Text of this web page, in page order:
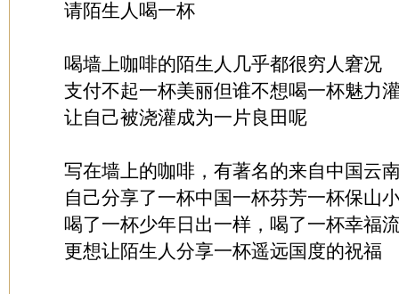
请陌生人喝一杯
喝墙上咖啡的陌生人几乎都很穷人窘况
支付不起一杯美丽但谁不想喝一杯魅力
让自己被浇灌成为一片良田呢
写在墙上的咖啡，有著名的来自中国云
自己分享了一杯中国一杯芬芳一杯保
喝了一杯少年日出一样，喝了一杯幸福
更想让陌生人分享一杯遥远国度的祝福